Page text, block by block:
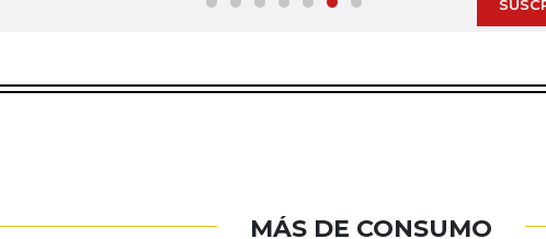
MÁS DE CONSUMO